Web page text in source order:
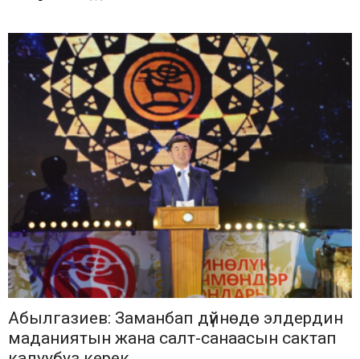
Абылгазиев: Заманбап дүйнөдө элдердин
маданиятын жана салт-санаасын сактап